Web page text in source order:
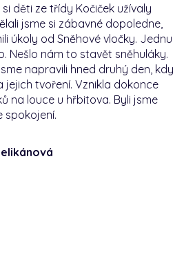
si děti ze třídy Kočiček užívaly
jsme si zábavné dopoledne,
úkoly od Sněhové vločky. Jednu
Nešlo nám to stavět sněhuláky.
napravili hned druhý den, kdy
jejich tvoření. Vznikla dokonce
na louce u hřbitova. Byli jsme
spokojení.